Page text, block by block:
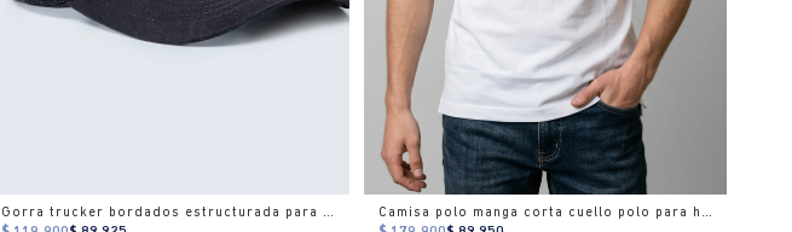
Gorra trucker bordados estructurada para hombre Camisa polo manga corta cuello polo para hombre